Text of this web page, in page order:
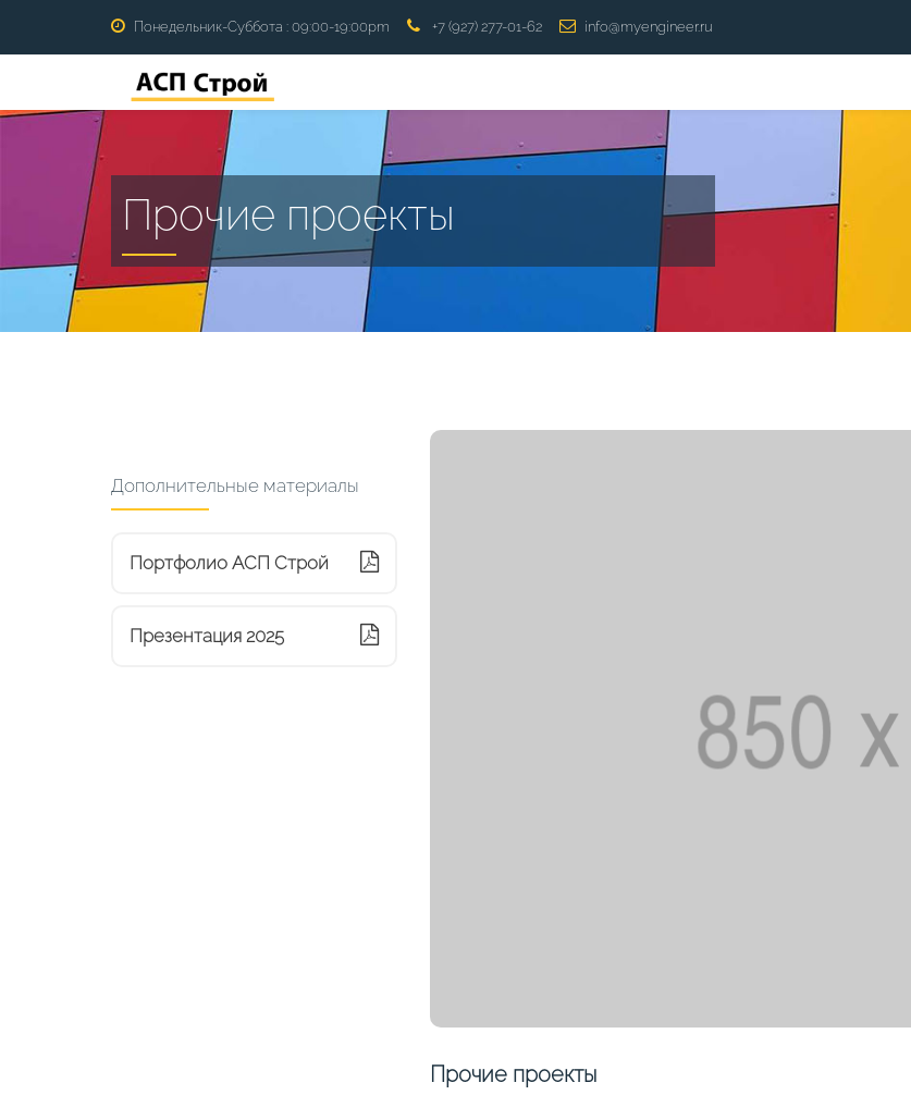
Понедельник-Суббота : 09:00-19:00pm +7 (927) 277-01-62 info@myengineer.ru
Прочие проекты
Дополнительные материалы
Портфолио АСП Строй
Презентация 2025
Прочие проекты